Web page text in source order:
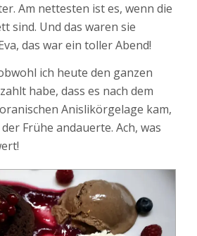
Am nettesten ist es, wenn die
sind. Und das waren sie
das war ein toller Abend!
ich heute den ganzen
habe, dass es nach dem
Anislikörgelage kam,
Frühe andauerte. Ach, was